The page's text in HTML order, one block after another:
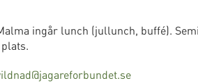
ingår lunch (jullunch, buffé).